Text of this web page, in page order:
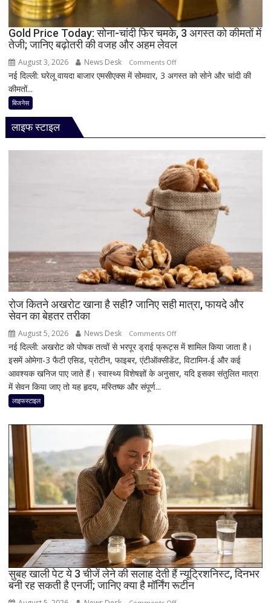
बड़े
कारण
और
समाधान
Gold Price Today: सोना-चांदी फिर चमके, 3 अगस्त को कीमतों में
तेजी; जानिए बढ़ोतरी की वजह और अहम लेवल
August 3, 2026 News Desk Comments Offon
Gold
फिर
3
अगस्त
को
कीमतों
में
तेजी;
जानिए
बढ़ोतरी
की
वजह
और
नई दिल्ली: घरेलू वायदा बाजार एमसीएक्स में सोमवार, 3 अगस्त को सोने और चांदी की
कीमतों...
बिजनेस
लाइफ स्टाइल
रोज कितने अखरोट खाना है सही? जानिए सही मात्रा, फायदे और
सेवन का बेहतर तरीका
August 5, 2026 News Desk Comments Offon
रोज
कितने
अखरोट
जानिए
फायदे
और
सेवन
का
बेहतर
तरीका
नई दिल्ली: अखरोट को पोषक तत्वों से भरपूर ड्राई फ्रूट्स में शामिल किया जाता है।
इसमें ओमेगा-3 फैटी एसिड, प्रोटीन, फाइबर, एंटीऑक्सीडेंट, विटामिन-ई और कई
आवश्यक खनिज पाए जाते हैं। स्वास्थ्य विशेषज्ञों के अनुसार, यदि इसका संतुलित मात्रा
में सेवन किया जाए तो यह हृदय, मस्तिष्क और संपूर्ण...
लाइफस्टाइल
सुबह खाली पेट ये 3 चीजें लेने की सलाह देती हैं न्यूट्रिशनिस्ट, दिनभर
बनी रह सकती है एनर्जी; जानिए क्या है मॉर्निंग रूटीन